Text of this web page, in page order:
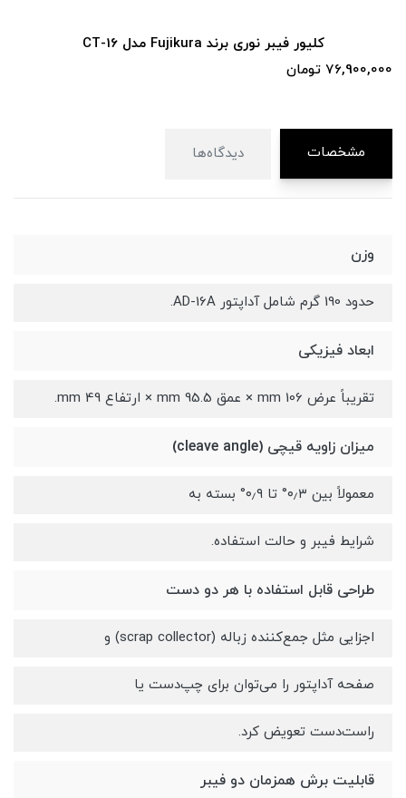
کلیور فیبر نوری برند Skycom مدل T-905
16,100,000
مشخصات دیدگاه‌ها
وزن
حدود 190 گرم شامل آداپتور AD-16A.
ابعاد فیزیکی
تقریباً عرض 106 mm × عمق 95.5 mm × ارتفاع 49 mm.
میزان زاویه قیچی (cleave angle)
معمولاً بین ۰٫۳° تا ۰٫۹° بسته به
شرایط فیبر و حالت استفاده.
طراحی قابل استفاده با هر دو دست
اجزایی مثل جمع‌کننده زباله (scrap collector) و
صفحه آداپتور را می‌توان برای چپ‌دست یا
راست‌دست تعویض کرد.
قابلیت برش همزمان دو فیبر